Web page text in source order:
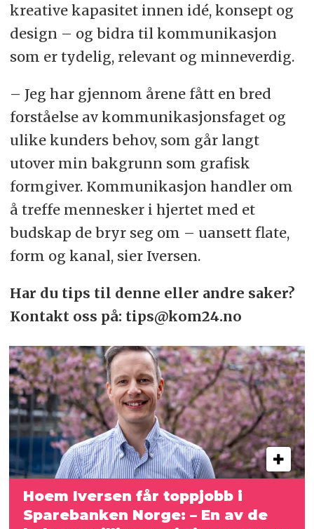
kreative kapasitet innen idé, konsept og
design – og bidra til kommunikasjon
som er tydelig, relevant og minneverdig.
– Jeg har gjennom årene fått en bred
forståelse av kommunikasjonsfaget og
ulike kunders behov, som går langt
utover min bakgrunn som grafisk
formgiver. Kommunikasjon handler om
å treffe mennesker i hjertet med et
budskap de bryr seg om – uansett flate,
form og kanal, sier Iversen.
Har du tips til denne eller andre saker?
Kontakt oss på: tips@kom24.no
Hoem Iversen får toppjobb i
Sparebanken Norge:– En av de